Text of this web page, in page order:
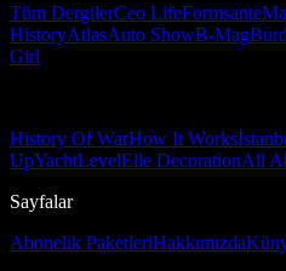
Tüm DergilerCeo LifeFormsante
HistoryAtlasAuto ShowB-Mag
Girl
History Of WarHow It Works
UpYachtLevelElle DecorationAll
Sayfalar
Abonelik PaketleriHakkımızda